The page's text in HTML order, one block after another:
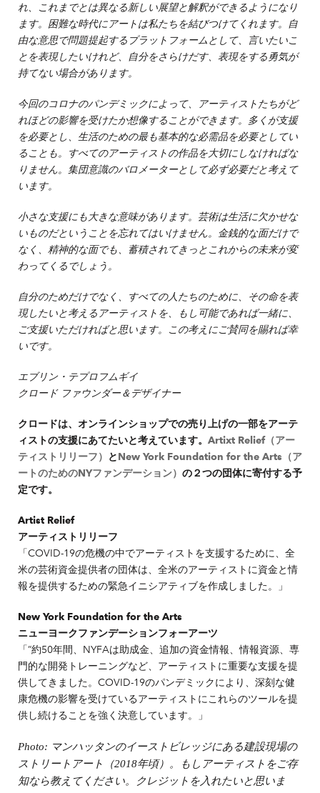
れ、これまでとは異なる新しい展望と解釈ができるようになり
ます。困難な時代にアートは私たちを結びつけてくれます。自
由な意思で問題提起するプラットフォームとして、言いたいこ
とを表現したいけれど、自分をさらけだす、表現をする勇気が
持てない場合があります。
今回のコロナのパンデミックによって、アーティストたちがど
れほどの影響を受けたか想像することができます。多くが支援
を必要とし、生活のための最も基本的な必需品を必要としてい
ることも。すべてのアーティストの作品を大切にしなければな
りません。集団意識のバロメーターとして必ず必要だと考えて
います。
小さな支援にも大きな意味があります。芸術は生活に欠かせな
いものだということを忘れてはいけません。金銭的な面だけで
なく、精神的な面でも、蓄積されてきっとこれからの未来が変
わってくるでしょう。
自分のためだけでなく、すべての人たちのために、その命を表
現したいと考えるアーティストを、もし可能であれば一緒に、
ご支援いただければと思います。この考えにご賛同を賜れば幸
いです。
エブリン・テプロフムギイ
クロード ファウンダー＆デザイナー
クロードは、オンラインショップでの売り上げの一部をアーテ
ィストの支援にあてたいと考えています。 Artixt Relief（アー
ティストリリーフ） とNew York Foundation for the Arts（ア
ートのためのNYファンデーション） の２つの団体に寄付する予
定です。
Artist Relief
アーティストリリーフ
「COVID-19の危機の中でアーティストを支援するために、全
米の芸術資金提供者の団体は、全米のアーティストに資金と情
報を提供するための緊急イニシアティブを作成しました。」
New York Foundation for the Arts
ニューヨークファンデーションフォーアーツ
「”約50年間、NYFAは助成金、追加の資金情報、情報資源、専
門的な開発トレーニングなど、アーティストに重要な支援を提
供してきました。COVID-19のパンデミックにより、深刻な健
康危機の影響を受けているアーティストにこれらのツールを提
供し続けることを強く決意しています。」
Photo: マンハッタンのイーストビレッジにある建設現場の
ストリートアート（2018年頃）。もしアーティストをご存
知なら教えてください。クレジットを入れたいと思いま